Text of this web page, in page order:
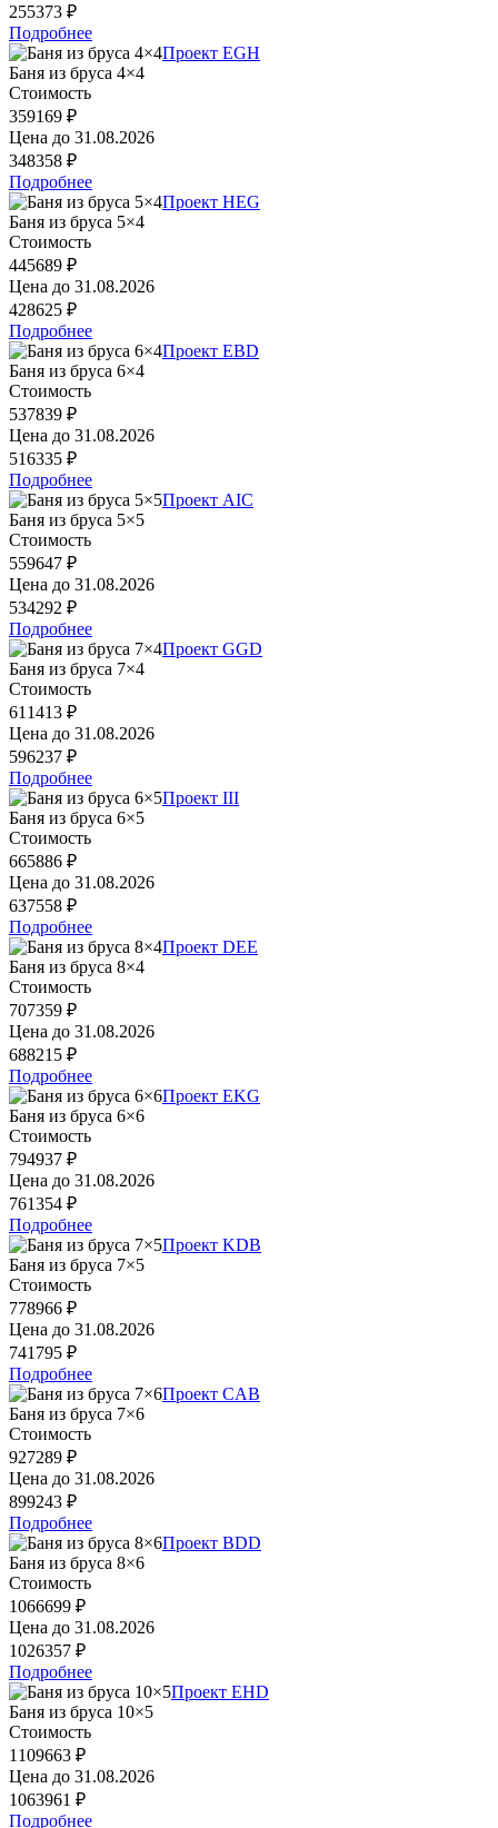
255373 ₽
Подробнее
Проект EGH
Баня из бруса 4×4
Стоимость
359169 ₽
Цена до 31.08.2026
348358 ₽
Подробнее
Проект HEG
Баня из бруса 5×4
Стоимость
445689 ₽
Цена до 31.08.2026
428625 ₽
Подробнее
Проект EBD
Баня из бруса 6×4
Стоимость
537839 ₽
Цена до 31.08.2026
516335 ₽
Подробнее
Проект AIC
Баня из бруса 5×5
Стоимость
559647 ₽
Цена до 31.08.2026
534292 ₽
Подробнее
Проект GGD
Баня из бруса 7×4
Стоимость
611413 ₽
Цена до 31.08.2026
596237 ₽
Подробнее
Проект III
Баня из бруса 6×5
Стоимость
665886 ₽
Цена до 31.08.2026
637558 ₽
Подробнее
Проект DEE
Баня из бруса 8×4
Стоимость
707359 ₽
Цена до 31.08.2026
688215 ₽
Подробнее
Проект EKG
Баня из бруса 6×6
Стоимость
794937 ₽
Цена до 31.08.2026
761354 ₽
Подробнее
Проект KDB
Баня из бруса 7×5
Стоимость
778966 ₽
Цена до 31.08.2026
741795 ₽
Подробнее
Проект CAB
Баня из бруса 7×6
Стоимость
927289 ₽
Цена до 31.08.2026
899243 ₽
Подробнее
Проект BDD
Баня из бруса 8×6
Стоимость
1066699 ₽
Цена до 31.08.2026
1026357 ₽
Подробнее
Проект EHD
Баня из бруса 10×5
Стоимость
1109663 ₽
Цена до 31.08.2026
1063961 ₽
Подробнее